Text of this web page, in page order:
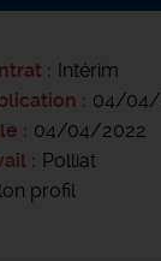
Intérim
04/04/
04/04/2022
Polliat
profil